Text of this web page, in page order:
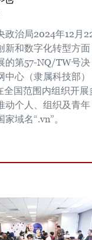
政治局2024年12月
新和数字化转型方面
的第57-NQ/TW号决
心（隶属科技部）
全国范围内组织开展
动个人、组织及青年
域名“.vn”。